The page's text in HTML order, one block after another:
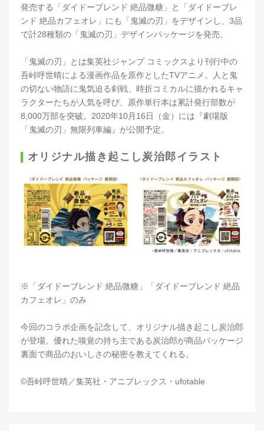
発売する「ダイドーブレンド 絶品微糖」と「ダイドーブレ
ンド 絶品カフェオレ」にも「鬼滅の刃」をデザインし、3品
で計28種類の「鬼滅の刃」デザインパッケージを発売。
「鬼滅の刃」とは集英社ジャンプ コミックスより刊行中の
吾峠呼世晴による漫画作品を原作としたTVアニメ。人と鬼
の切ない物語に鬼気迫る剣戦、時折コミカルに描かれるキャ
ラクターたちが人気を呼び、原作単行本は累計発行部数が
8,000万部を突破。2020年10月16日（金）には『劇場版
「鬼滅の刃」無限列車編』が公開予定。
オリジナル描き起こし炭治郎イラスト
※「ダイドーブレンド 絶品微糖」「ダイドーブレンド 絶品
カフェオレ」のみ
今回のコラボ企画を記念して、オリジナル描き起こし炭治郎
が登場。優れた嗅覚の持ち主である炭治郎が商品パッケージ
裏面で商品のおいしさの秘密を教えてくれる。
©吾峠呼世晴／集英社・アニプレックス・ufotable